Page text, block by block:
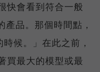
快會看到符合一般
品。那個時間點，
候。」在此之前，
買最大的模型或最